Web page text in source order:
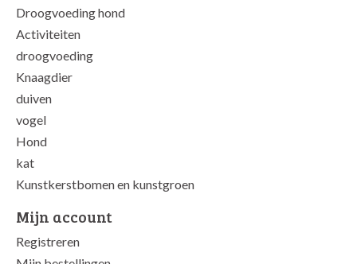
Droogvoeding hond
Activiteiten
droogvoeding
Knaagdier
duiven
vogel
Hond
kat
Kunstkerstbomen en kunstgroen
Mijn account
Registreren